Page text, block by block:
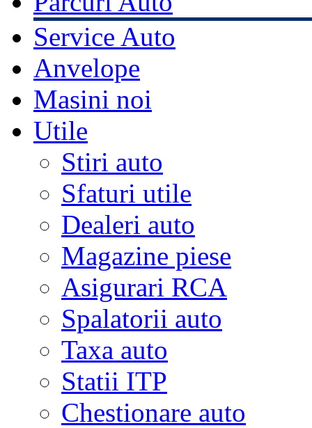
Service Auto
Anvelope
Masini noi
Utile
Stiri auto
Sfaturi utile
Dealeri auto
Magazine piese
Asigurari RCA
Spalatorii auto
Taxa auto
Statii ITP
Chestionare auto